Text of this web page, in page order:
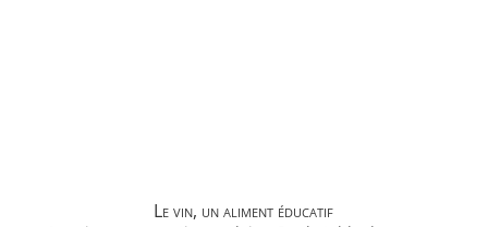
Le vin, un aliment éducatif